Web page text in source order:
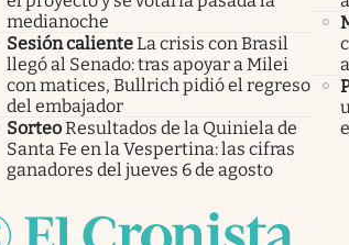
medianoche
Sesión calienteLa crisis con Brasil
llegó al Senado: tras apoyar a Milei
con matices, Bullrich pidió el regreso
del embajador
SorteoResultados de la Quiniela de
Santa Fe en la Vespertina: las cifras
ganadores del jueves 6 de agosto